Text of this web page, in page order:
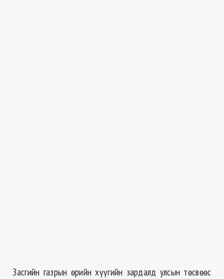
Засгийн газрын өрийн хүүгийн зардалд улсын төсвөөс